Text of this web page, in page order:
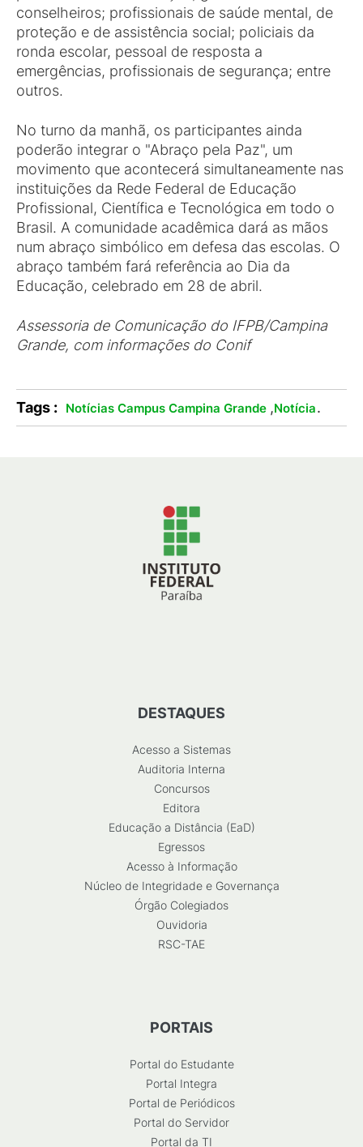
conselheiros; profissionais de saúde mental, de
proteção e de assistência social; policiais da
ronda escolar, pessoal de resposta a
emergências, profissionais de segurança; entre
outros.
No turno da manhã, os participantes ainda
poderão integrar o "Abraço pela Paz", um
movimento que acontecerá simultaneamente nas
instituições da Rede Federal de Educação
Profissional, Científica e Tecnológica em todo o
Brasil. A comunidade acadêmica dará as mãos
num abraço simbólico em defesa das escolas. O
abraço também fará referência ao Dia da
Educação, celebrado em 28 de abril.
Assessoria de Comunicação do IFPB/Campina
Grande, com informações do Conif
Tags : Notícias Campus Campina Grande ,Notícia.
DESTAQUES
Acesso a Sistemas
Auditoria Interna
Concursos
Editora
Educação a Distância (EaD)
Egressos
Acesso à Informação
Núcleo de Integridade e Governança
Órgão Colegiados
Ouvidoria
RSC-TAE
PORTAIS
Portal do Estudante
Portal Integra
Portal de Periódicos
Portal do Servidor
Portal da TI